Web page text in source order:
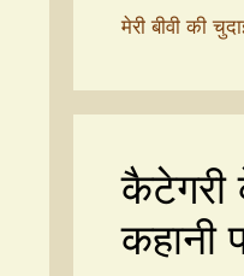
मेरी बीवी की
कहानी